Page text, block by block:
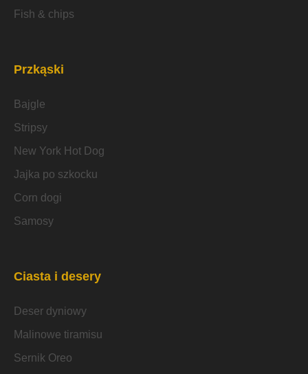
Fish & chips
Przkąski
Bajgle
Stripsy
New York Hot Dog
Jajka po szkocku
Corn dogi
Samosy
Ciasta i desery
Deser dyniowy
Malinowe tiramisu
Sernik Oreo